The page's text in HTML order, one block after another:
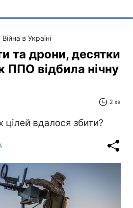
Війна в Україні
та дрони, десятки
ППО відбила нічну
2 хв
цілей вдалося збити?